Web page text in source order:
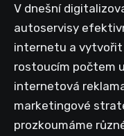
V dnešní
autoservisy
internetu a vytvořit
rostoucím počtem
internetová
marketingové
prozkoumáme